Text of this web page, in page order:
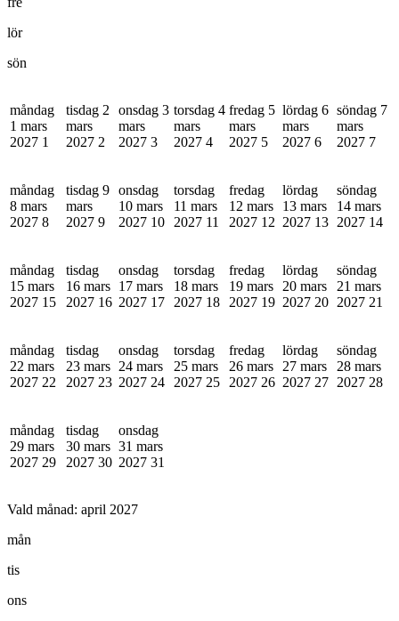
lör
sön
måndag
1 mars
2027 1
tisdag 2
mars
2027 2
onsdag 3
mars
2027 3
torsdag 4
mars
2027 4
fredag 5
mars
2027 5
lördag 6
mars
2027 6
söndag 7
mars
2027 7
måndag
8 mars
2027 8
tisdag 9
mars
2027 9
onsdag
10 mars
2027 10
torsdag
11 mars
2027 11
fredag
12 mars
2027 12
lördag
13 mars
2027 13
söndag
14 mars
2027 14
måndag
15 mars
2027 15
tisdag
16 mars
2027 16
onsdag
17 mars
2027 17
torsdag
18 mars
2027 18
fredag
19 mars
2027 19
lördag
20 mars
2027 20
söndag
21 mars
2027 21
måndag
22 mars
2027 22
tisdag
23 mars
2027 23
onsdag
24 mars
2027 24
torsdag
25 mars
2027 25
fredag
26 mars
2027 26
lördag
27 mars
2027 27
söndag
28 mars
2027 28
måndag
29 mars
2027 29
tisdag
30 mars
2027 30
onsdag
31 mars
2027 31
Vald månad: april 2027
mån
tis
ons